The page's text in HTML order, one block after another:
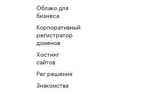
Облако для
бизнеса
Корпоративный
регистратор
доменов
Хостинг
сайтов
Рег.решения
Знакомства